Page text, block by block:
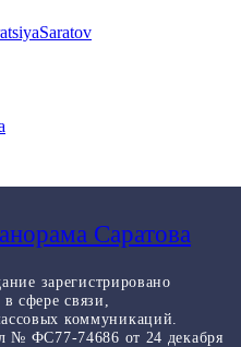
Саратова
зарегистрировано
сфере связи,
коммуникаций.
№ ФС77-74686 от 24 декабря